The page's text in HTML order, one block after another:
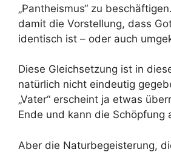
„Pantheismus“ zu
damit die Vorstellung, dass
identisch ist – oder auch
Diese Gleichsetzung ist in
natürlich nicht eindeutig
„Vater“ erscheint ja etwas
Ende und kann die Schöpfung
Aber die Naturbegeisterung,